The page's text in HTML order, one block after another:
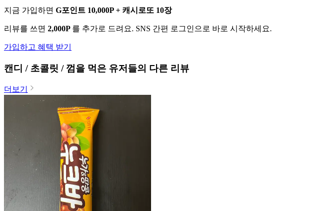
지금 가입하면 G포인트 10,000P + 캐시로또 10장
리뷰를 쓰면 2,000P 를 추가로 드려요. SNS 간편 로그인으로 바로 시작하세요.
가입하고 혜택 받기
캔디 / 초콜릿 / 껌을 먹은 유저들의 다른 리뷰
더보기